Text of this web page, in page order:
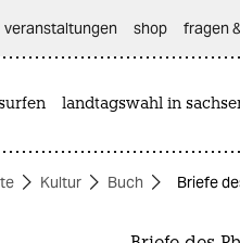
veranstaltungen shop fragen
landtagswahl in
Kultur Buch Briefe